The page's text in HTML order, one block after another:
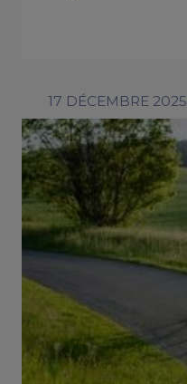
17 DÉCEMBRE 2025